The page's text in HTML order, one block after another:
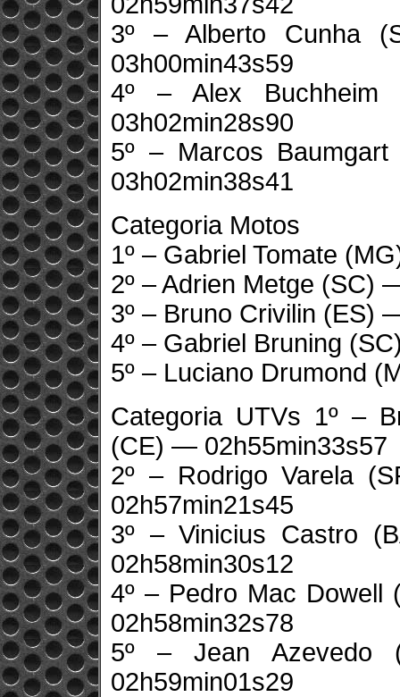
3º – Alberto Cunha
03h00min43s59
4º – Alex
03h02min28s90
5º – Marcos
03h02min38s41
Categoria Motos
1º – Gabriel Tomate
2º – Adrien Metge (SC)
3º – Bruno Crivilin (ES)
4º – Gabriel Bruning
5º – Luciano Drumond
Categoria UTVs 1º –
(CE) — 02h55min33s57
2º – Rodrigo Varela
02h57min21s45
3º – Vinicius Castro
02h58min30s12
4º – Pedro Mac
02h58min32s78
5º – Jean
02h59min01s29